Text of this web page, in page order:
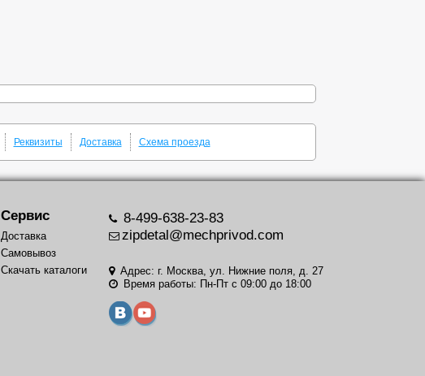
Реквизиты Доставка Схема проезда
Сервис
Доставка
Самовывоз
Скачать каталоги
8-499-638-23-83
zipdetal@mechprivod.com
Адрес: г. Москва, ул. Нижние поля, д. 27
Время работы: Пн-Пт с 09:00 до 18:00